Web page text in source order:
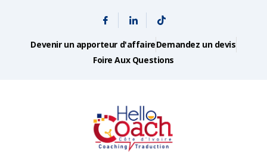
Devenir un apporteur d'affaireDemandez un devis
Foire Aux Questions